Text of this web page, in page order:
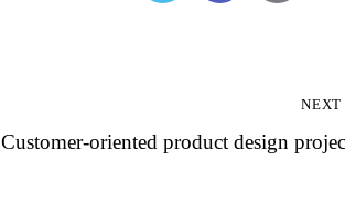
NEXT
Customer-oriented product design